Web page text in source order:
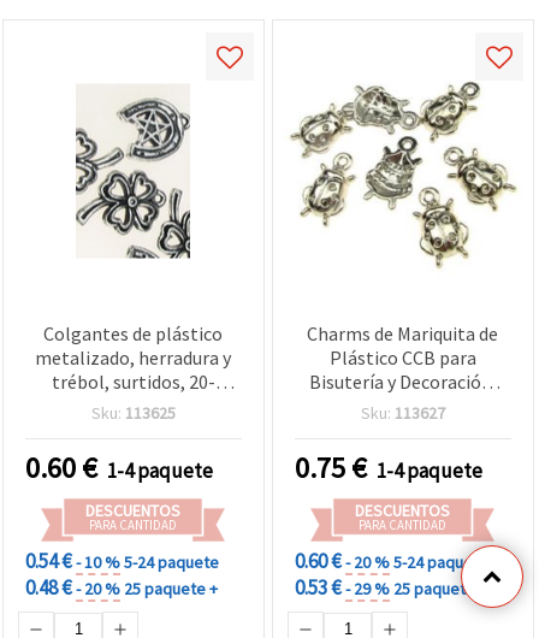
Colgantes de plástico
metalizado, herradura y
trébol, surtidos, 20-
25x16x3 mm, orificio 2
(≈40 uds.), para
manualidades y bisutería
Sku: 113625
0.60€ 1-4 paquete
DESCUENTOS
PARA CANTIDAD
0.54 €- 10 %5-24 paquete
0.48 €- 20 % 25 paquete +
Charms de Mariquita de
Plástico CCB para
Bisutería y Decoración,
18x11 mm, Color Blanco
Sku: 113627
0.75€ 1-4 paquete
DESCUENTOS
PARA CANTIDAD
0.60 €- 20 %5-24 paquete
0.53 €- 29 % 25 paquete +